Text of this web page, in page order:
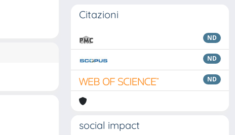
Citazioni
ND
ND
ND
social impact